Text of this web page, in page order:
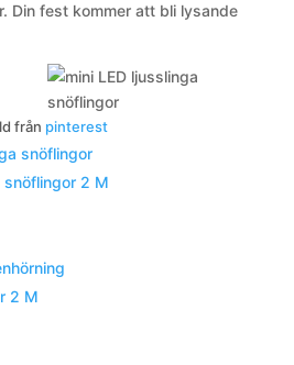
Din fest kommer att bli lysande
från pinterest
snöflingor 2 M
2 M